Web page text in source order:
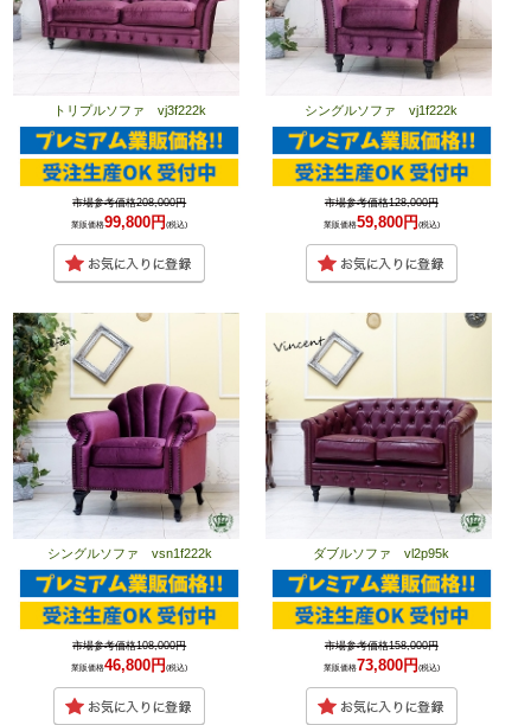
トリプルソファ vj3f222k
市場参考価格208,000円
業販価格99,800円(税込)
シングルソファ vj1f222k
市場参考価格128,000円
業販価格59,800円 (税込)
シングルソファ vsn1f222k
市場参考価格108,000円
業販価格46,800円(税込)
ダブルソファ vl2p95k
市場参考価格158,000円
業販価格73,800円 (税込)